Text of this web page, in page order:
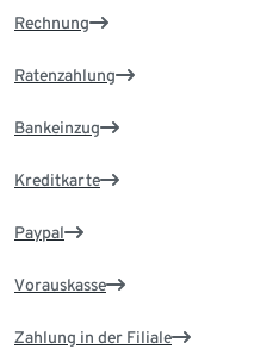
Rechnung
Ratenzahlung
Bankeinzug
Kreditkarte
Paypal
Vorauskasse
Zahlung in der Filiale